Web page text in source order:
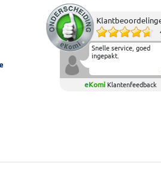
Snelle service, goed
ingepakt.
eKomi Klantenfeedback